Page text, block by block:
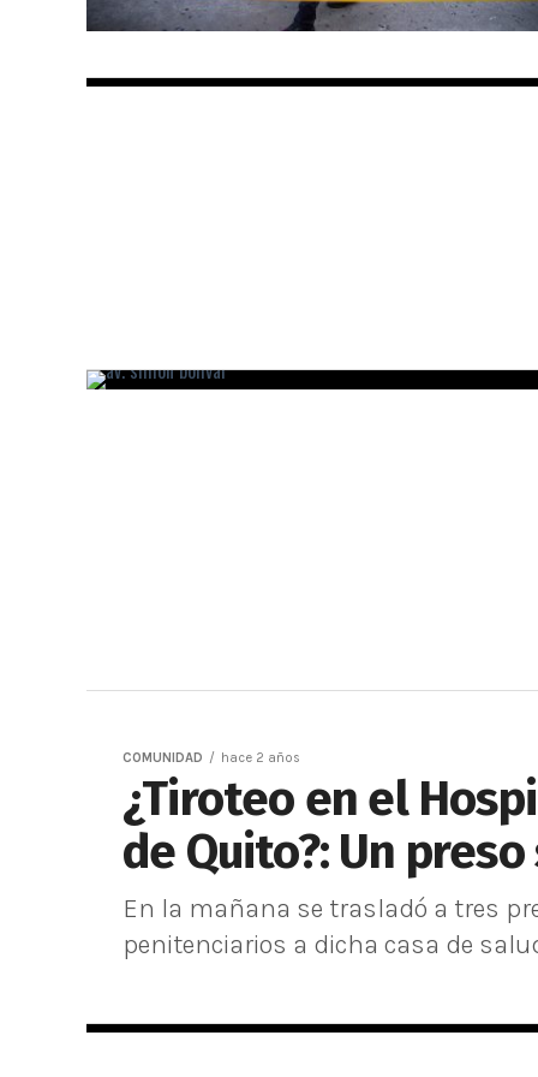
COMUNIDAD hace 2 años
¿Tiroteo en el
de Quito?: Un
En la mañana se trasladó a tres
penitenciarios a dicha casa de